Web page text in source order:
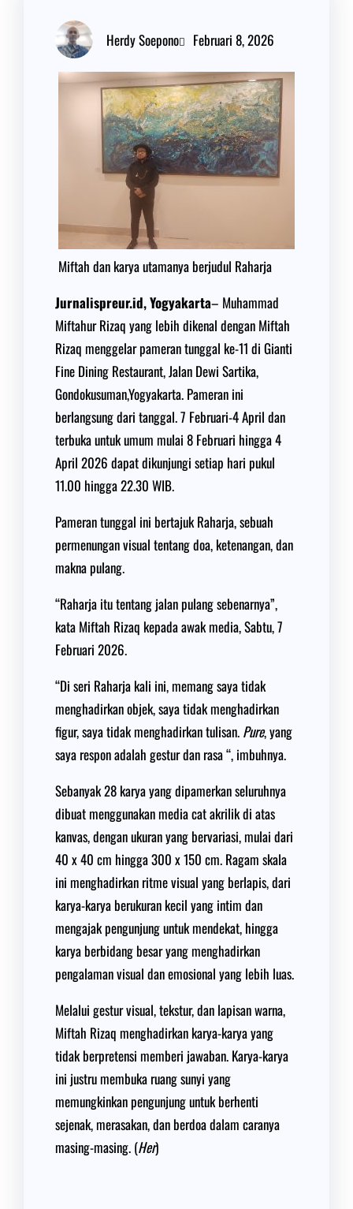
Herdy Soepono Februari 8, 2026
Miftah dan karya utamanya berjudul Raharja
Jurnalispreur.id, Yogyakarta– Muhammad
Miftahur Rizaq yang lebih dikenal dengan Miftah
Rizaq menggelar pameran tunggal ke-11 di Gianti
Fine Dining Restaurant, Jalan Dewi Sartika,
Gondokusuman,Yogyakarta. Pameran ini
berlangsung dari tanggal. 7 Februari-4 April dan
terbuka untuk umum mulai 8 Februari hingga 4
April 2026 dapat dikunjungi setiap hari pukul
11.00 hingga 22.30 WIB.
Pameran tunggal ini bertajuk Raharja, sebuah
permenungan visual tentang doa, ketenangan, dan
makna pulang.
“Raharja itu tentang jalan pulang sebenarnya”,
kata Miftah Rizaq kepada awak media, Sabtu, 7
Februari 2026.
“Di seri Raharja kali ini, memang saya tidak
menghadirkan objek, saya tidak menghadirkan
figur, saya tidak menghadirkan tulisan. Pure, yang
saya respon adalah gestur dan rasa “, imbuhnya.
Sebanyak 28 karya yang dipamerkan seluruhnya
dibuat menggunakan media cat akrilik di atas
kanvas, dengan ukuran yang bervariasi, mulai dari
40 x 40 cm hingga 300 x 150 cm. Ragam skala
ini menghadirkan ritme visual yang berlapis, dari
karya-karya berukuran kecil yang intim dan
mengajak pengunjung untuk mendekat, hingga
karya berbidang besar yang menghadirkan
pengalaman visual dan emosional yang lebih luas.
Melalui gestur visual, tekstur, dan lapisan warna,
Miftah Rizaq menghadirkan karya-karya yang
tidak berpretensi memberi jawaban. Karya-karya
ini justru membuka ruang sunyi yang
memungkinkan pengunjung untuk berhenti
sejenak, merasakan, dan berdoa dalam caranya
masing-masing. (Her)